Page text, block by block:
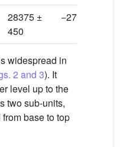
28375 ±
450
−27.57
widespread in
2 and 3). It
level up to the
two sub-units,
base to top